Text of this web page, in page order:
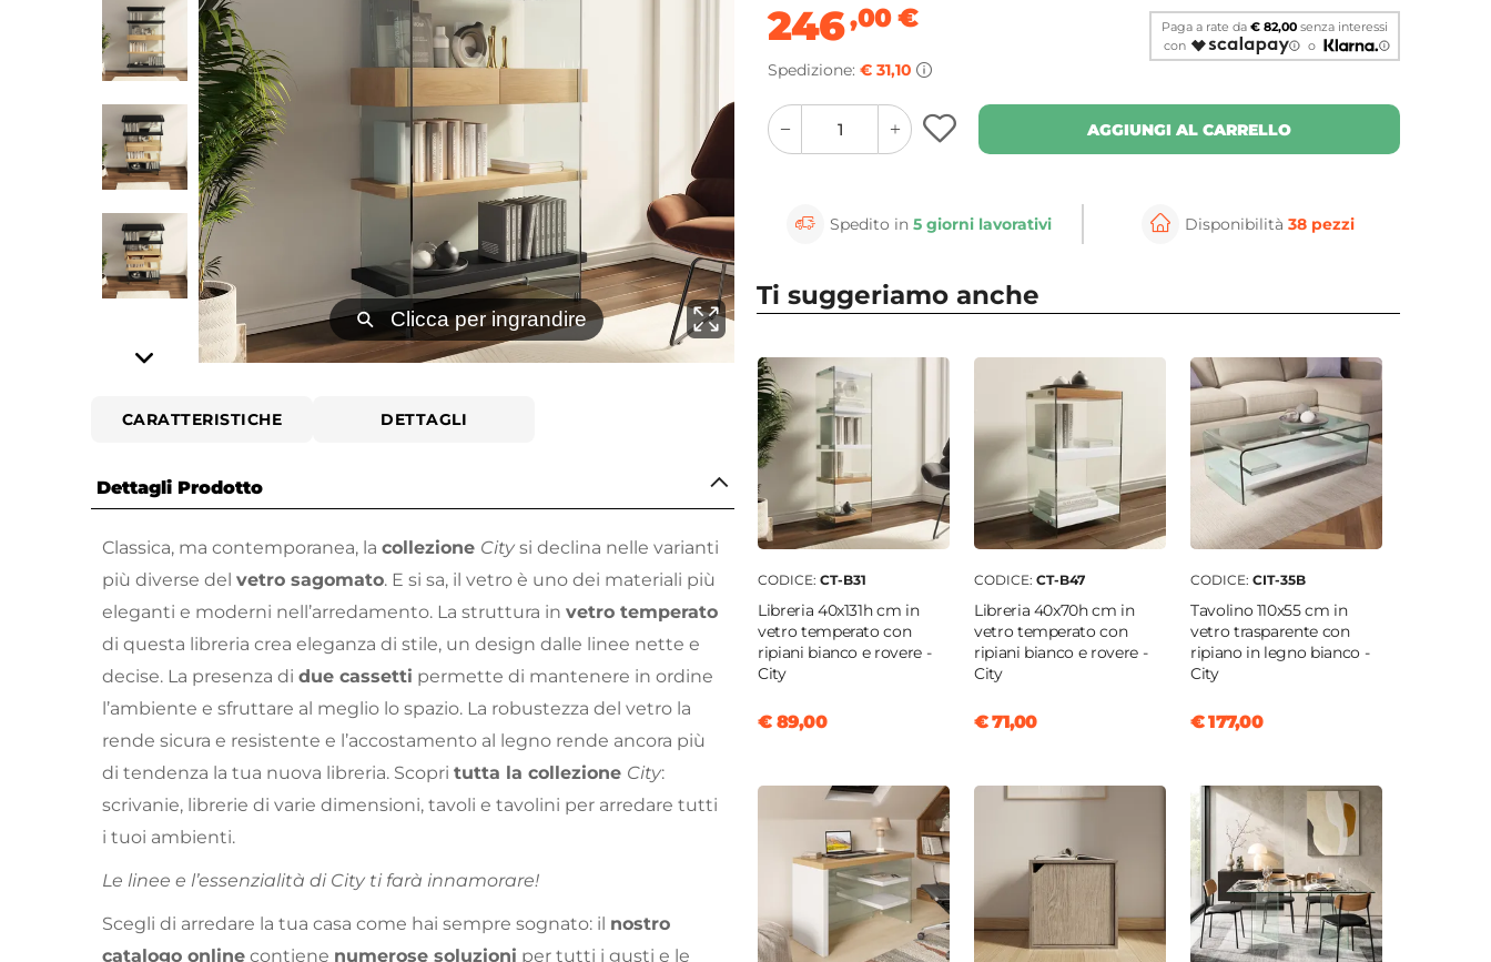
⚲ Clicca per ingrandire ⚲ Clicca per ingrandire
CARATTERISTICHE DETTAGLI
Dettagli Prodotto
Classica, ma contemporanea, la collezione City si declina nelle varianti
più diverse del vetro sagomato. E si sa, il vetro è uno dei materiali più
eleganti e moderni nell’arredamento. La struttura in vetro temperato
di questa libreria crea eleganza di stile, un design dalle linee nette e
decise. La presenza di due cassetti permette di mantenere in ordine
l’ambiente e sfruttare al meglio lo spazio. La robustezza del vetro la
rende sicura e resistente e l’accostamento al legno rende ancora più
di tendenza la tua nuova libreria. Scopri tutta la collezione City:
scrivanie, librerie di varie dimensioni, tavoli e tavolini per arredare tutti
i tuoi ambienti.
Le linee e l’essenzialità di City ti farà innamorare!
Scegli di arredare la tua casa come hai sempre sognato: il nostro
catalogo online contiene numerose soluzioni per tutti i gusti e le
246,00€
Spedizione: € 31,10
Paga a rate da€ 82,00 senza interessi
con
o
quantity
button
quantity
minus
button
AGGIUNGI AL CARRELLO
Spedito in5 giorni lavorativi Disponibilità 38 pezzi
Ti suggeriamo anche
CODICE: CT-B31
Libreria 40x131h cm in
vetro temperato con
ripiani bianco e rovere -
City
€ 89,00
CODICE: CT-B47
Libreria 40x70h cm in
vetro temperato con
ripiani bianco e rovere -
City
€ 71,00
CODICE: CIT-35B
Tavolino 110x55 cm in
vetro trasparente con
ripiano in legno bianco -
City
€ 177,00